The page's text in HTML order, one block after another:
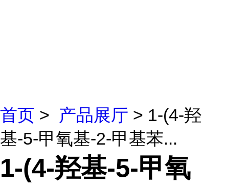
首页 > 产品展厅 > 1-(4-羟
基-5-甲氧基-2-甲基苯...
1-(4-羟基-5-甲氧